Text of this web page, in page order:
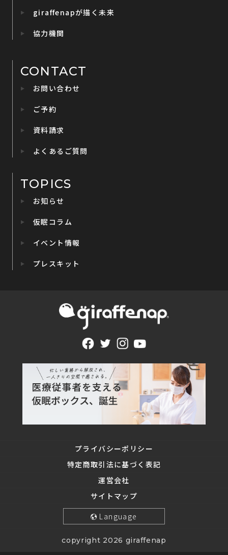
giraffenapが描く未来
協力機関
CONTACT
お問い合わせ
ご予約
資料請求
よくあるご質問
TOPICS
お知らせ
仮眠コラム
イベント情報
プレスキット
プライバシーポリシー
特定商取引法に基づく表記
運営会社
サイトマップ
Language
copyright 2026 giraffenap